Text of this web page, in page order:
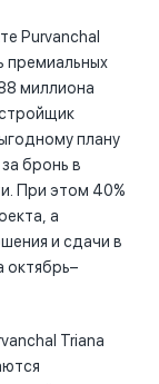
Purvanchal
премиальных
миллиона
плану
бронь в
При этом 40%
а
и сдачи в
октябрь–
Triana